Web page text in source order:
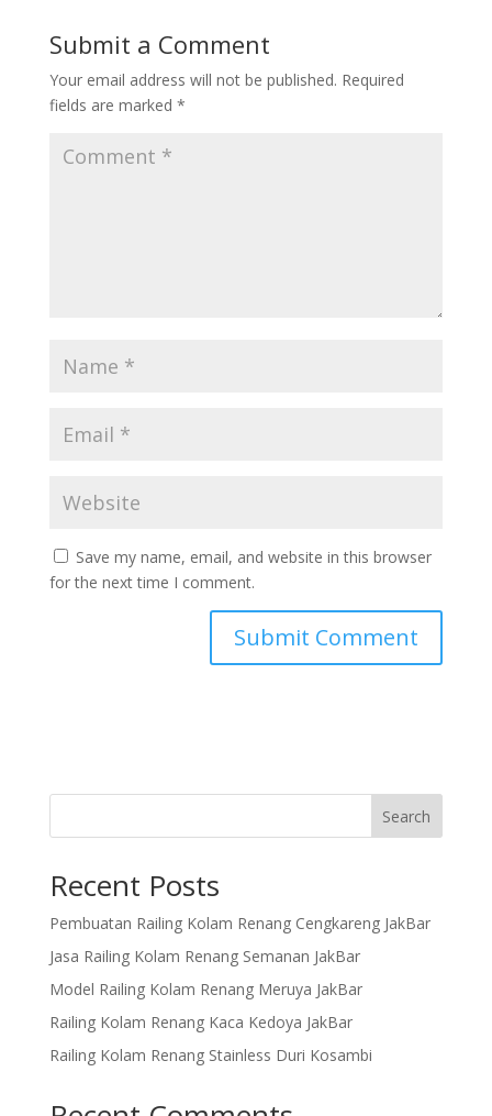
Submit a Comment
Your email address will not be published. Required
fields are marked *
Save my name, email, and website in this browser
for the next time I comment.
Search
Recent Posts
Pembuatan Railing Kolam Renang Cengkareng JakBar
Jasa Railing Kolam Renang Semanan JakBar
Model Railing Kolam Renang Meruya JakBar
Railing Kolam Renang Kaca Kedoya JakBar
Railing Kolam Renang Stainless Duri Kosambi